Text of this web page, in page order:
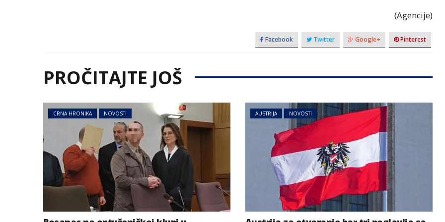
(Agencije)
Facebook Twitter Google+ Pinterest
PROČITAJTE JOŠ
CRNA HRONIKA NOVOSTI AUSTRIJA NOVOSTI